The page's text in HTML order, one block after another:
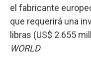
el fabricante
que requerirá una
libras (US$ 2.655
WORLD